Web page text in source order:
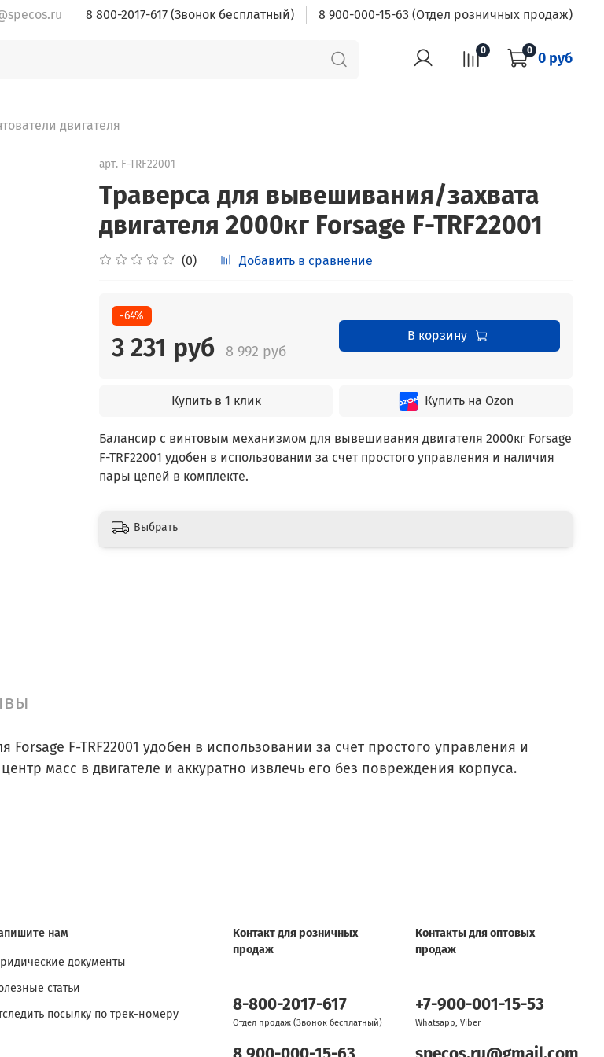
8 800-2017-617 (Звонок бесплатный) 8 900-000-15-63 (Отдел розничных продаж)
0 0 0 руб
двигателя
арт. F-TRF22001
Траверса для вывешивания/захвата
двигателя 2000кг Forsage F-TRF22001
(0) Добавить в сравнение
-64%
3 231 руб 8 992 руб
В корзину
Купить в 1 клик Купить на Ozon
Балансир с винтовым механизмом для вывешивания двигателя 2000кг Forsage
F-TRF22001 удобен в использовании за счет простого управления и наличия
пары цепей в комплекте.
Выбрать
F-TRF22001 удобен в использовании за счет простого управления и
масс в двигателе и аккуратно извлечь его без повреждения корпуса.
нам
документы
статьи
посылку по трек-номеру
Контакт для розничных
продаж
8-800-2017-617
Отдел продаж (Звонок бесплатный)
Контакты для оптовых
продаж
+7-900-001-15-53
Whatsapp, Viber